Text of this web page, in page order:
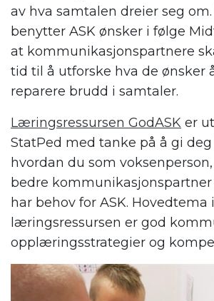
av hva samtalen dreier seg
benytter ASK ønsker i følge
at kommunikasjonspartnere
tid til å utforske hva de ønsker
reparere brudd i samtaler.
Læringsressursen GodASK er
StatPed med tanke på å gi
hvordan du som
bedre kommunikasjonspartner
har behov for ASK. Hovedtema
læringsressursen er god
opplæringsstrategier og